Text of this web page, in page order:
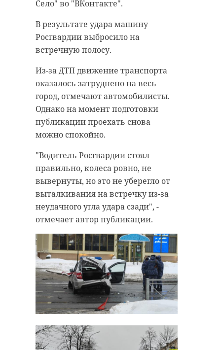
Село" во "ВКонтакте".
В результате удара машину
Росгвардии выбросило на
встречную полосу.
Из-за ДТП движение транспорта
оказалось затруднено на весь
город, отмечают автомобилисты.
Однако на момент подготовки
публикации проехать снова
можно спокойно.
"Водитель Росгвардии стоял
правильно, колеса ровно, не
вывернуты, но это не уберегло от
выталкивания на встречку из-за
неудачного угла удара сзади", -
отмечает автор публикации.